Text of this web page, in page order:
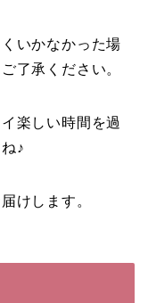
いかなかった場
了承ください。
楽しい時間を過
♪
けします。